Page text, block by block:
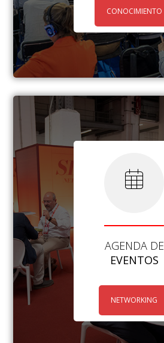
CONOCIMIENTO
AGENDA DE
EVENTOS
NETWORKING